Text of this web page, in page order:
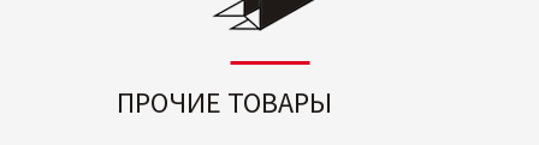
ПРОЧИЕ ТОВАРЫ